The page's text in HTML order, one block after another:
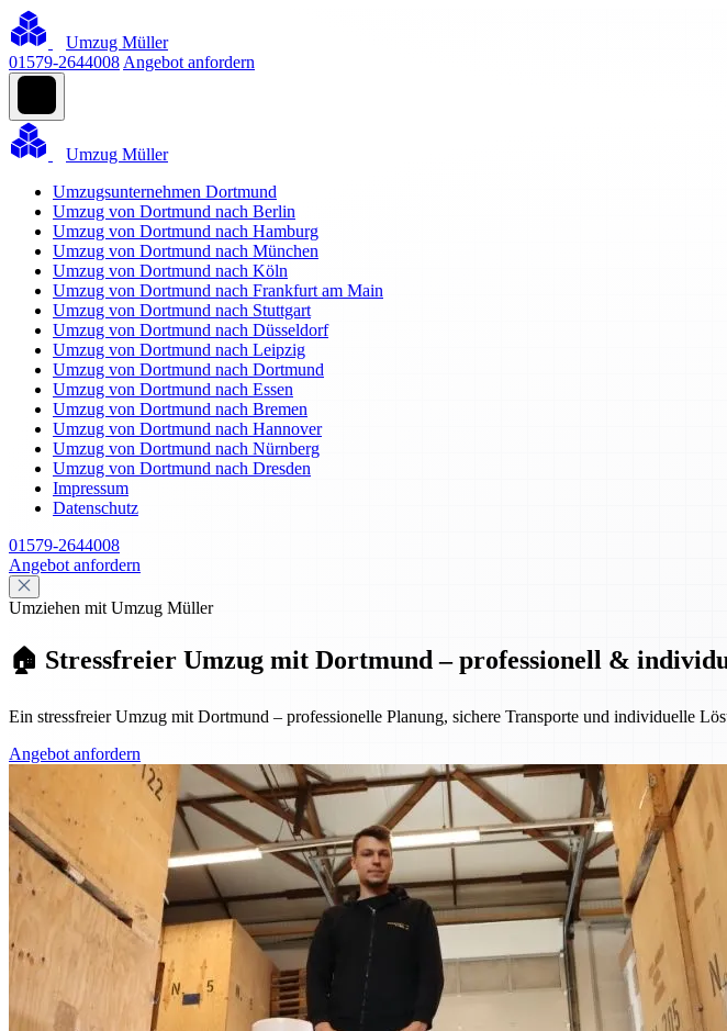
Umzug Müller
01579-2644008 Angebot anfordern
Umzug Müller
Umzugsunternehmen Dortmund
Umzug von Dortmund nach Berlin
Umzug von Dortmund nach Hamburg
Umzug von Dortmund nach München
Umzug von Dortmund nach Köln
Umzug von Dortmund nach Frankfurt am Main
Umzug von Dortmund nach Stuttgart
Umzug von Dortmund nach Düsseldorf
Umzug von Dortmund nach Leipzig
Umzug von Dortmund nach Dortmund
Umzug von Dortmund nach Essen
Umzug von Dortmund nach Bremen
Umzug von Dortmund nach Hannover
Umzug von Dortmund nach Nürnberg
Umzug von Dortmund nach Dresden
Impressum
Datenschutz
01579-2644008
Angebot anfordern
Umziehen mit Umzug Müller
🏠 Stressfreier Umzug mit Dortmund – professionell &
Ein stressfreier Umzug mit Dortmund – professionelle Planung, sichere Transporte und individuelle
Angebot anfordern